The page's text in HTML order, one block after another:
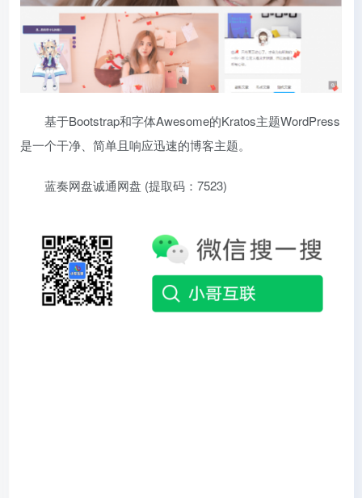
基于Bootstrap和字体Awesome的Kratos主题WordPress
是一个干净、简单且响应迅速的博客主题。
蓝奏网盘诚通网盘 (提取码：7523)